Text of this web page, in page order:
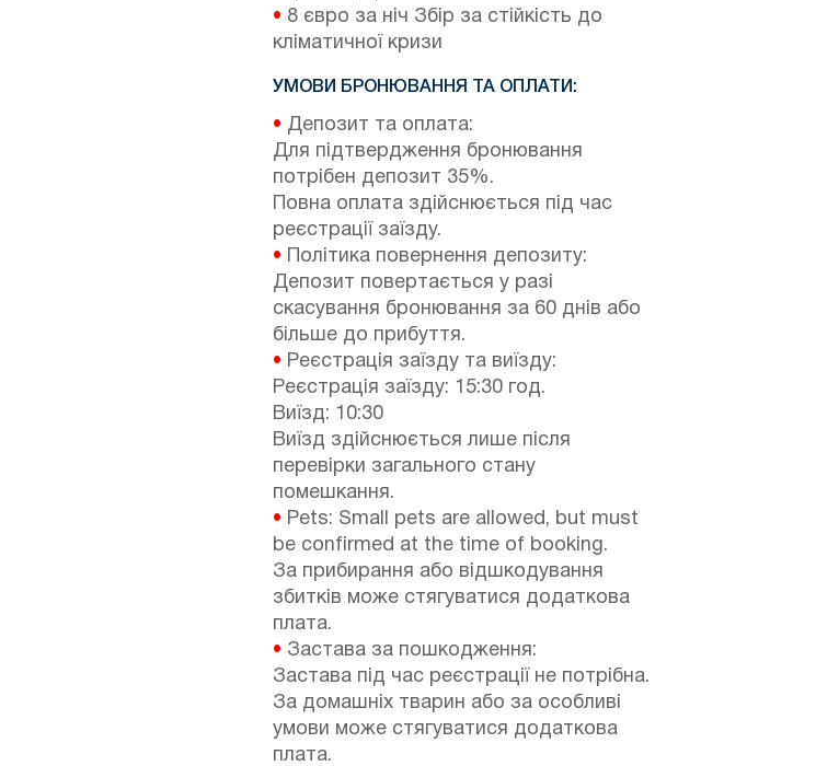
• 8 євро за ніч Збір за стійкість до
кліматичної кризи
УМОВИ БРОНЮВАННЯ ТА ОПЛАТИ:
• Депозит та оплата:
Для підтвердження бронювання
потрібен депозит 35%.
Повна оплата здійснюється під час
реєстрації заїзду.
• Політика повернення депозиту:
Депозит повертається у разі
скасування бронювання за 60 днів або
більше до прибуття.
• Реєстрація заїзду та виїзду:
Реєстрація заїзду: 15:30 год.
Виїзд: 10:30
Виїзд здійснюється лише після
перевірки загального стану
помешкання.
• Pets: Small pets are allowed, but must
be confirmed at the time of booking.
За прибирання або відшкодування
збитків може стягуватися додаткова
плата.
• Застава за пошкодження:
Застава під час реєстрації не потрібна.
За домашніх тварин або за особливі
умови може стягуватися додаткова
плата.